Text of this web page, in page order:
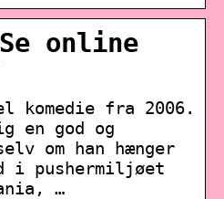
online
komedie fra 2006.
en god og
om han hænger
pushermiljøet
…